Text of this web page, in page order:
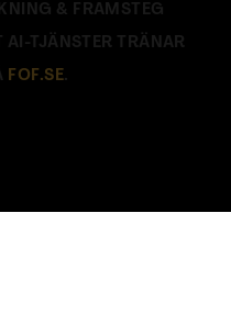
& FRAMSTEG
AI-TJÄNSTER TRÄNAR
FOF.SE.